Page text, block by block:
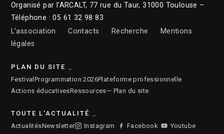
Organisé par l’ARCALT, 77 rue du Taur, 31000 Toulouse –
Téléphone : 05 61 32 98 83
L’association
Contacts Recherche
Mentions
légales
PLAN DU SITE
Festival Programmation 2026Plateforme professionnelle
Actions éducativesRessources— Plan du site
TOUTE L'ACTUALITÉ
ActualitésNewsletter Instagram Facebook Youtube